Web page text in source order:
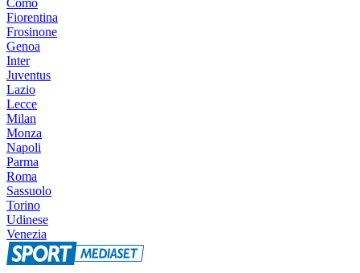
Como
Fiorentina
Frosinone
Genoa
Inter
Juventus
Lazio
Lecce
Milan
Monza
Napoli
Parma
Roma
Sassuolo
Torino
Udinese
Venezia